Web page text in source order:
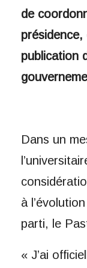
de
présidence,
publication
Dans un
à
parti, le
« J’ai